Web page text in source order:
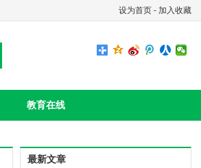
设为首页 - 加入收藏
教育在线
最新文章